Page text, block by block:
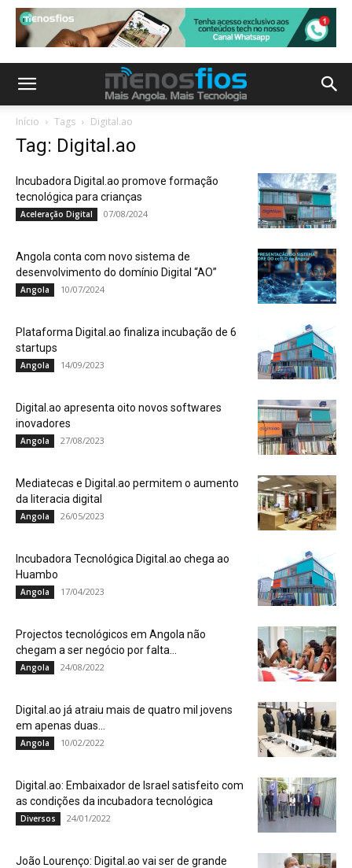
Início Tags Digital.ao
Tag: Digital.ao
Incubadora Digital.ao promove formação
tecnológica para crianças
Aceleração Digital 07/08/2024
Angola conta com novo sistema de
desenvolvimento do domínio Digital “AO”
Angola 10/07/2024
Plataforma Digital.ao finaliza incubação de 6
startups
Angola 14/09/2023
Digital.ao apresenta oito novos softwares
inovadores
Angola 27/08/2023
Mediatecas e Digital.ao permitem o aumento
da literacia digital
Angola 26/05/2023
Incubadora Tecnológica Digital.ao chega ao
Huambo
Angola 17/04/2023
Projectos tecnológicos em Angola não
chegam a ser negócio por falta...
Angola 24/08/2022
Digital.ao já atraiu mais de quatro mil jovens
em apenas duas...
Angola 10/02/2022
Digital.ao: Embaixador de Israel satisfeito com
as condições da incubadora tecnológica
Diversos 24/01/2022
João Lourenço: Digital.ao vai ser de grande